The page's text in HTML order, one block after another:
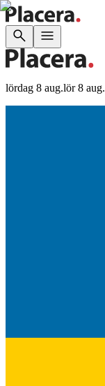
lördag 8 aug.lör 8 aug.